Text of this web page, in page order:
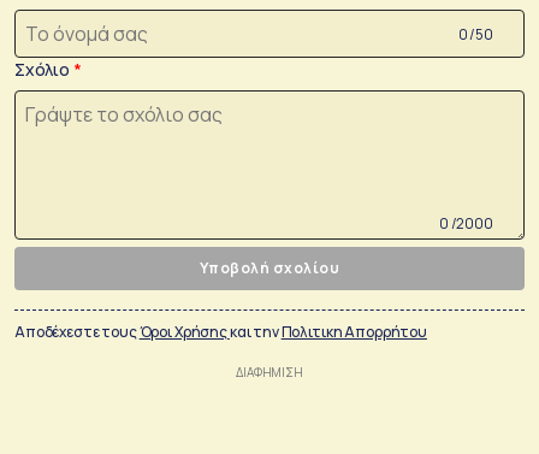
0 /50
Σχόλιο
0 /2000
Υποβολή σχολίου
Αποδέχεστε τουςΌροι Χρήσηςκαι τηνΠολιτικη Απορρήτου